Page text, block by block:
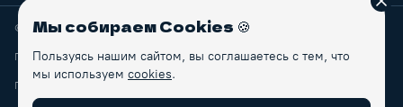
© Lectr2026
Правила обработки персональных данных
Пользовательское соглашение
Мы собираем Cookies 🍪
Пользуясь нашим сайтом, вы соглашаетесь с тем, что
мы используем cookies.